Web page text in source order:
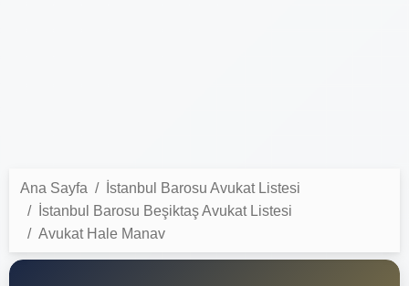
Ana Sayfa
İstanbul Barosu Avukat Listesi
İstanbul Barosu Beşiktaş Avukat Listesi
Avukat Hale Manav